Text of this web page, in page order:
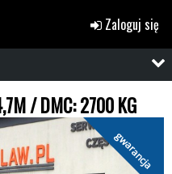
Zaloguj się
/ DMC: 2700 KG
gwarancja